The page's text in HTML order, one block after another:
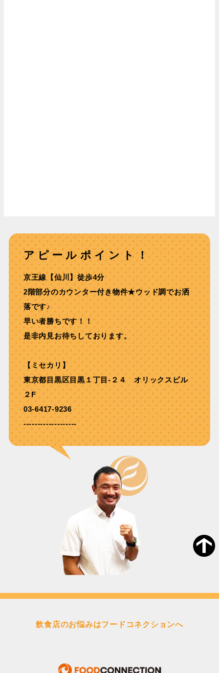
アピールポイント！
京王線【仙川】徒歩4分
2階部分のカウンター付き物件★ウッド調でお洒
落です♪
早い者勝ちです！！
是非内見お待ちしております。
【ミセカリ】
東京都目黒区目黒１丁目-２４ オリックスビル
２F
03-6417-9236
-------------------
飲食店のお悩みはフードコネクションへ